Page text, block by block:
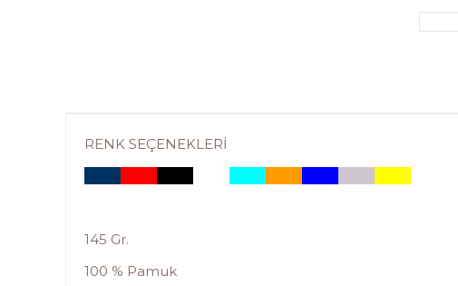
RENK SEÇENEKLERİ
145 Gr.
100 % Pamuk